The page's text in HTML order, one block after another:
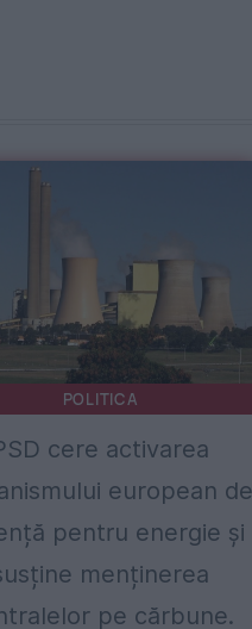
POLITICA
cere activarea
european
pentru energie și
menținerea
pe cărbune.